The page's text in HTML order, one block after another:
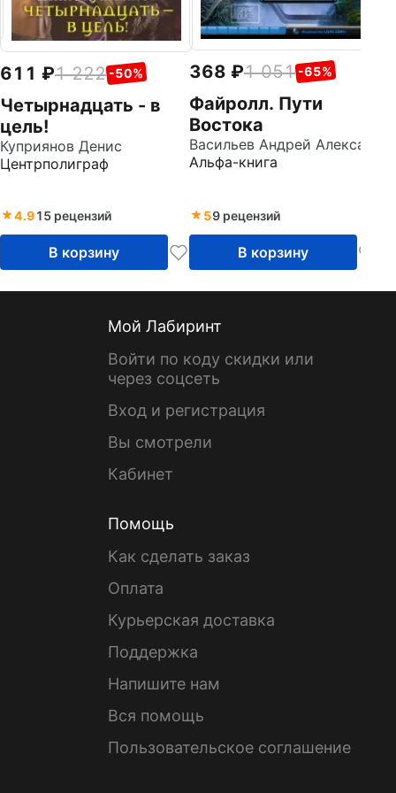
611 1 222 -50%
Четырнадцать - в
цель!
Куприянов Денис
Центрполиграф
4.915 рецензий
В корзину
368 1 051 -65%
Файролл. Пути
Востока
Альфа-книга
59 рецензий
В корзину
Мой Лабиринт
Войти по коду скидки или
через соцсеть
Вход и регистрация
Вы смотрели
Кабинет
Помощь
Как сделать заказ
Оплата
Курьерская доставка
Поддержка
Напишите нам
Вся помощь
Пользовательское соглашение